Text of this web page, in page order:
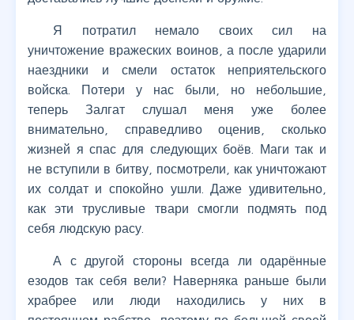
Я потратил немало своих сил на
уничтожение вражеских воинов, а после ударили
наездники и смели остаток неприятельского
войска. Потери у нас были, но небольшие,
теперь Залгат слушал меня уже более
внимательно, справедливо оценив, сколько
жизней я спас для следующих боёв. Маги так и
не вступили в битву, посмотрели, как уничтожают
их солдат и спокойно ушли. Даже удивительно,
как эти трусливые твари смогли подмять под
себя людскую расу.
А с другой стороны всегда ли одарённые
езодов так себя вели? Наверняка раньше были
храбрее или люди находились у них в